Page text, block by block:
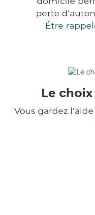
perte
Être
Le
Vous gardez